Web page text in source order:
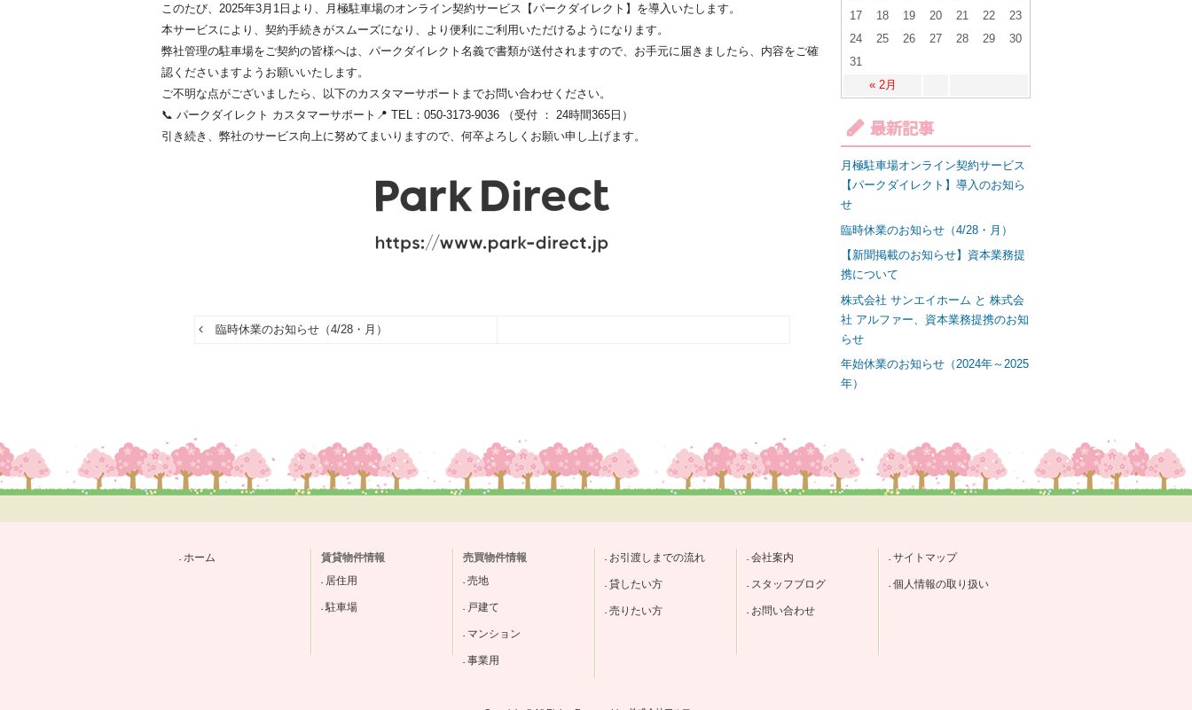
このたび、2025年3月1日より、月極駐車場のオンライン契約サービス【パークダイレクト】を導入いたします。
本サービスにより、契約手続きがスムーズになり、より便利にご利用いただけるようになります。
弊社管理の駐車場をご契約の皆様へは、パークダイレクト名義で書類が送付されますので、お手元に届きましたら、内容をご確
認くださいますようお願いいたします。
ご不明な点がございましたら、以下のカスタマーサポートまでお問い合わせください。
📞 パークダイレクト カスタマーサポート📍 TEL：050-3173-9036 （受付 ： 24時間365日）
引き続き、弊社のサービス向上に努めてまいりますので、何卒よろしくお願い申し上げます。
臨時休業のお知らせ（4/28・月）
« 2月
17
18 19 20 21 22
23
24
25 26 27 28 29
30
31
最新記事
月極駐車場オンライン契約サービス
【パークダイレクト】導入のお知ら
せ
臨時休業のお知らせ（4/28・月）
【新聞掲載のお知らせ】資本業務提
携について
株式会社 サンエイホーム と 株式会
社 アルファー、資本業務提携のお知
らせ
年始休業のお知らせ（2024年～2025
年）
ホーム
賃貸物件情報
居住用
駐車場
売買物件情報
売地
戸建て
マンション
事業用
お引渡しまでの流れ
貸したい方
売りたい方
会社案内
スタッフブログ
お問い合わせ
サイトマップ
個人情報の取り扱い